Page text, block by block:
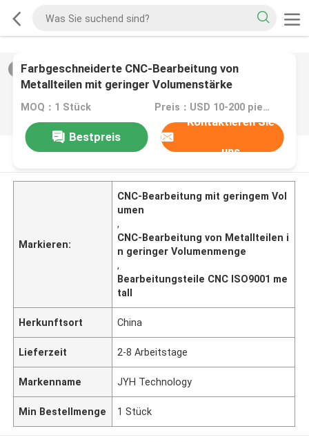
/0
Farbgeschneiderte CNC-Bearbeitung von
Metallteilen mit geringer Volumenstärke
MOQ：1 Stück Preis：USD 10-200 pieces
Bestpreis
Kontaktieren Sie
uns
PRODUKT-BESCHREIBUNG
Markieren:
CNC-Bearbeitung mit geringem Vol
umen
,
CNC-Bearbeitung von Metallteilen i
n geringer Volumenmenge
,
Bearbeitungsteile CNC ISO9001 me
tall
Herkunftsort China
Lieferzeit 2-8 Arbeitstage
Markenname JYH Technology
Min Bestellmenge 1 Stück